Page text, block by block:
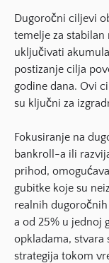
Dugoročni ciljevi
temelje za
uključivati
postizanje cilja
godine dana. Ovi
su ključni za
Fokusiranje na
bankroll-a ili
prihod,
gubitke koje su
realnih
a od 25% u jednoj
opkladama, stvara
strategija tokom